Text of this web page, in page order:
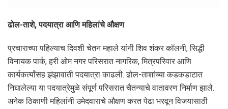
ढोल-ताशे, पदयात्रा आणि महिलांचे औक्षण
प्रचाराच्या पहिल्याच दिवशी चेतन महाले यांनी शिव शंकर कॉलनी, सिद्धी
विनायक पार्क, हरी ओम नगर परिसरात नागरिक, मित्रपरिवार आणि
कार्यकर्त्यांसह झंझावाती पदयात्रा काढली. ढोल-ताशांच्या कडकडाटात
निघालेल्या या पदयात्रेमुळे संपूर्ण परिसरात चैतन्याचे वातावरण निर्माण झाले.
अनेक ठिकाणी महिलांनी उमेदवाराचे औक्षण करत पेढा भरवून विजयासाठी